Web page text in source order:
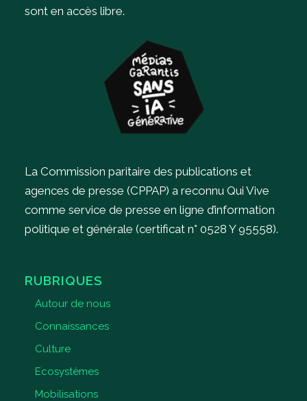
sont en accès libre.
La Commission paritaire des publications et
agences de presse (CPPAP) a reconnu Qui Vive
comme service de presse en ligne d’information
politique et générale (certificat n° 0528 Y 95558).
RUBRIQUES
Autour de nous
Connaissances
Culture
Ecosystèmes
Mobilisations